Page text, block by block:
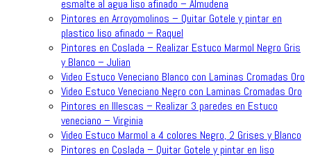
esmalte al agua liso afinado – Almudena
Pintores en Arroyomolinos – Quitar Gotele y pintar en
plastico liso afinado – Raquel
Pintores en Coslada – Realizar Estuco Marmol Negro Gris
y Blanco – Julian
Video Estuco Veneciano Blanco con Laminas Cromadas Oro
Video Estuco Veneciano Negro con Laminas Cromadas Oro
Pintores en Illescas – Realizar 3 paredes en Estuco
veneciano – Virginia
Video Estuco Marmol a 4 colores Negro, 2 Grises y Blanco
Pintores en Coslada – Quitar Gotele y pintar en liso